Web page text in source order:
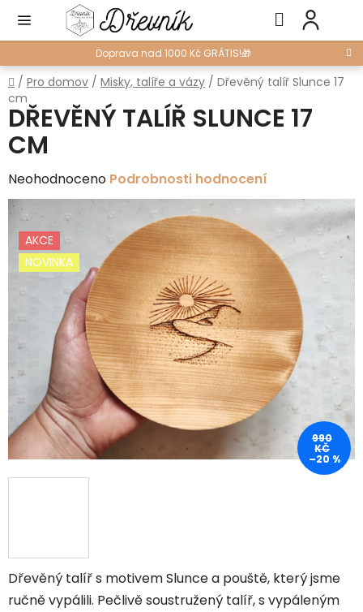
obsah
Doprava nad 1000 Kč GRÁTIS!🎁
Hledat
Domů
/ Pro domov / Misky, talíře a vázy / Dřevěný talíř Slunce 17
cm
Dřevěný talíř s motivem Slunce a pouště, který jsme
ručně vypálili. Pečlivě soustružený talíř, s vypáleným
DŘEVĚNÝ TALÍŘ SLUNCE 17
CM
Průměrné
hodnocení
produktu
0,0
hvězdiček.
Neohodnoceno Podrobnosti hodnocení
AKCE
NOVINKA
990
KČ
–20 %